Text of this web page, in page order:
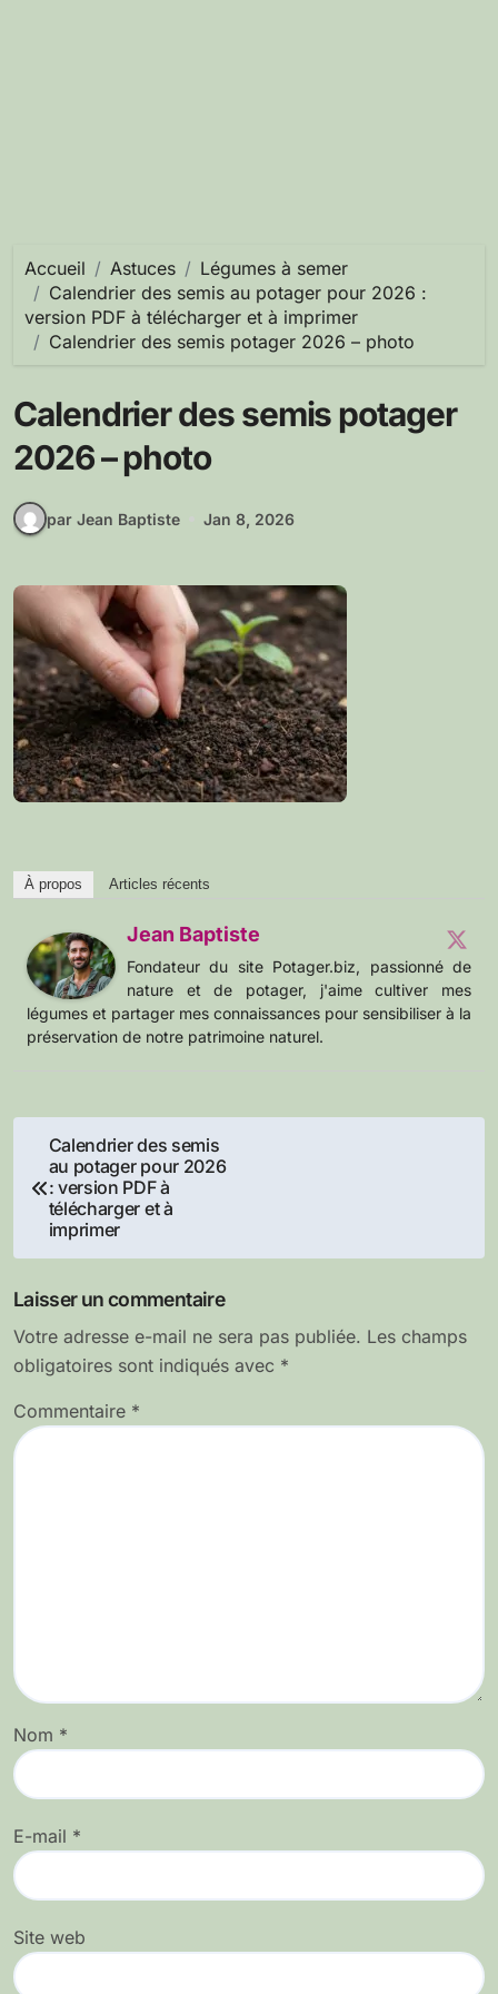
Accueil Astuces
Légumes à semer
Calendrier des semis au potager pour 2026 :
version PDF à télécharger et à imprimer
Calendrier des semis potager 2026 – photo
Calendrier des semis potager
2026 – photo
par Jean Baptiste Jan 8, 2026
À propos Articles récents
Jean Baptiste
Fondateur du site Potager.biz, passionné de
nature et de potager, j'aime cultiver mes
légumes et partager mes connaissances pour sensibiliser à la
préservation de notre patrimoine naturel.
Navigation
de
l’article
Calendrier des semis
au potager pour 2026
: version PDF à
télécharger et à
imprimer
Laisser un commentaire
Votre adresse e-mail ne sera pas publiée. Les champs
obligatoires sont indiqués avec *
Commentaire *
Nom *
E-mail *
Site web